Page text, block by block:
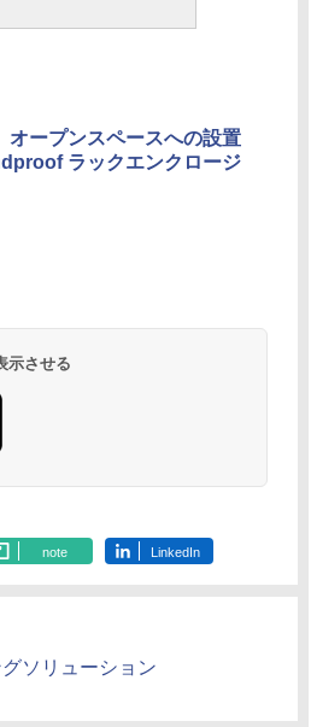
オープンスペースへの設置
ラックエンクロージ
示させる
note LinkedIn
ソリューション